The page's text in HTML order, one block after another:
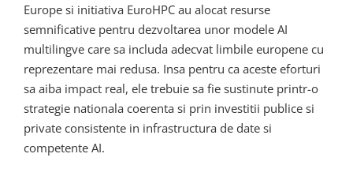
Europe si initiativa EuroHPC au alocat resurse
semnificative pentru dezvoltarea unor modele AI
multilingve care sa includa adecvat limbile europene cu
reprezentare mai redusa. Insa pentru ca aceste eforturi
sa aiba impact real, ele trebuie sa fie sustinute printr-o
strategie nationala coerenta si prin investitii publice si
private consistente in infrastructura de date si
competente AI.